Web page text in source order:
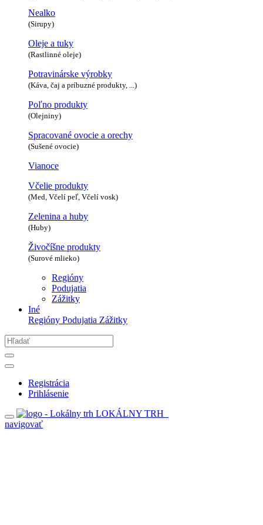
Nealko
(Sirupy)
Oleje a tuky
(Rastlinné oleje)
Potravinárske výrobky
(Káva, čaj a príbuzné produkty, ...)
Poľno produkty
(Olejniny)
Spracované ovocie a orechy
(Sušené ovocie)
Vianoce
Včelie produkty
(Med, Včelí peľ, Včelí vosk)
Zelenina a huby
(Huby)
Živočíšne produkty
(Surové mlieko)
Regióny
Podujatia
Zážitky
Iné
Regióny Podujatia Zážitky
Registrácia
Prihlásenie
LOKÁLNY TRH
navigovať